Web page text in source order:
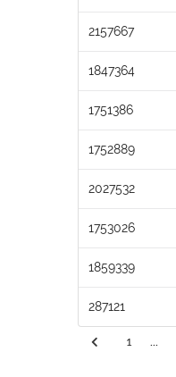
2157667
1847364
1751386
1752889
2027532
1753026
1859339
287121
1